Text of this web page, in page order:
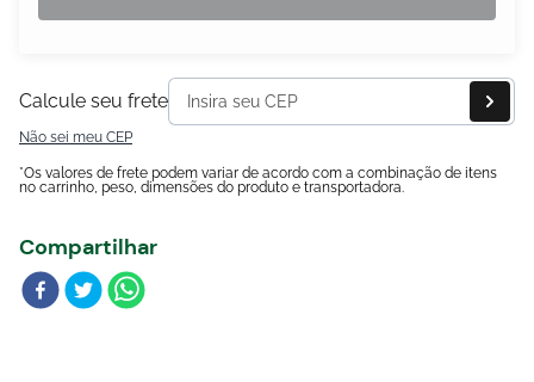
Calcule seu frete
Não sei meu CEP
*Os valores de frete podem variar de acordo com a combinação de itens
no carrinho, peso, dimensões do produto e transportadora.
Compartilhar